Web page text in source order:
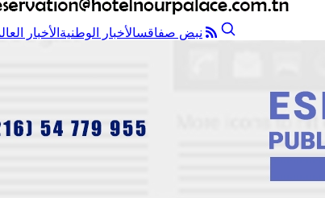
نبض صفاقسالأخبار الوطنية الأخبار